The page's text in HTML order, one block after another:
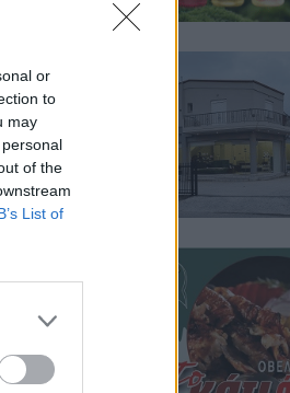
or
to
may
of the
List of